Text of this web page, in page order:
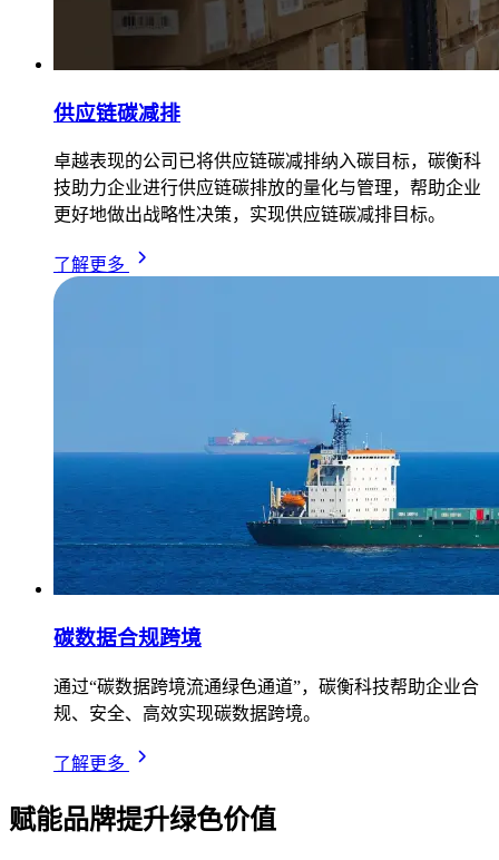
供应链碳减排
卓越表现的公司已将供应链碳减排纳入碳目标，碳衡科
技助力企业进行供应链碳排放的量化与管理，帮助企业
更好地做出战略性决策，实现供应链碳减排目标。
了解更多
碳数据合规跨境
通过“碳数据跨境流通绿色通道”，碳衡科技帮助企业合
规、安全、高效实现碳数据跨境。
了解更多
赋能品牌提升绿色价值